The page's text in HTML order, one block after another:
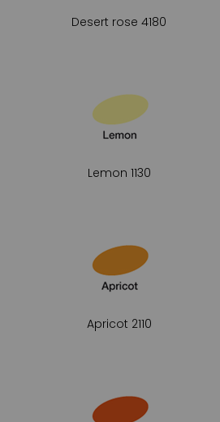
Desert rose 4180
Lemon 1130
Apricot 2110